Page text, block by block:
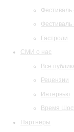
Фестиваль
Фестиваль
Гастроли
СМИ о нас
Все
Рецензии
Интервью
Время
Партнеры